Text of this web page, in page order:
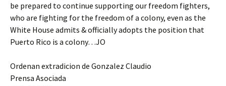
be prepared to continue supporting our freedom fighters,
who are fighting for the freedom of a colony, even as the
White House admits & officially adopts the position that
Puerto Rico is a colony…JO
Ordenan extradicion de Gonzalez Claudio
Prensa Asociada